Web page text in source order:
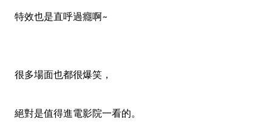
特效也是直呼過癮啊~
很多場面也都很爆笑，
絕對是值得進電影院一看的。